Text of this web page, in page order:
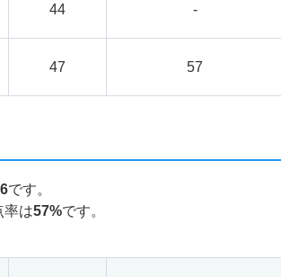
44 -
47 57
です。
率は57%です。